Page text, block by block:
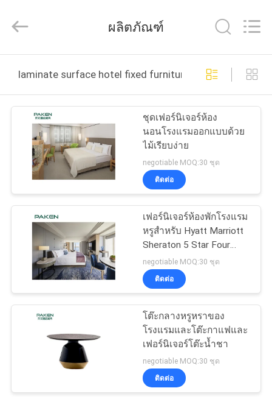
บ้าน
สินค้า
เกี่ยว
กับ
โรงงาน
ควบคุม
คุณภาพ
Paken
Furniture
All
Reserved.
ผลิตภัณฑ์
laminate surface hotel fixed furniture ผลิตออนไลน์
ชุดเฟอร์นิเจอร์ห้อง
นอนโรงแรมออกแบบด้วย
ไม้เรียบง่าย
negotiable MOQ:30 ชุด
ติดต่อ
เฟอร์นิเจอร์ห้องพักโรงแรม
หรูสำหรับ Hyatt Marriott
Sheraton 5 Star Four
Seasons
negotiable MOQ:30 ชุด
ติดต่อ
โต๊ะกลางหรูหราของ
โรงแรมและโต๊ะกาแฟและ
เฟอร์นิเจอร์โต๊ะน้ำชา
negotiable MOQ:30 ชุด
ติดต่อ